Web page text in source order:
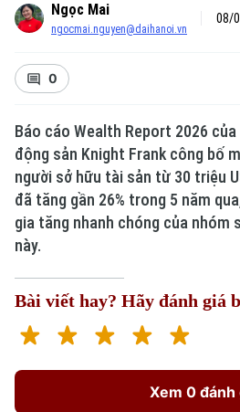
Ngọc Mai
ngocmai.nguyen@daihanoi.vn
08/
0
Báo cáo Wealth Report 2026
động sản Knight Frank công bố
người sở hữu tài sản từ 30 triệu
đã tăng gần 26% trong 5 năm
gia tăng nhanh chóng của nhóm
này.
Bài viết hay? Hãy đánh giá
Xem 0 đánh